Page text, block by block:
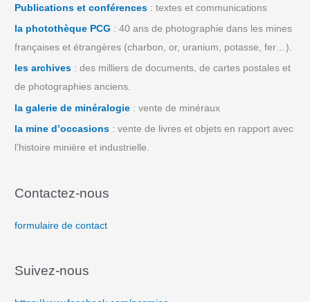
Publications et conférences : textes et communications
la photothèque PCG : 40 ans de photographie dans les mines
françaises et étrangères (charbon, or, uranium, potasse, fer…).
les archives : des milliers de documents, de cartes postales et
de photographies anciens.
la galerie de minéralogie : vente de minéraux
la mine d’occasions : vente de livres et objets en rapport avec
l’histoire minière et industrielle.
Contactez-nous
formulaire de contact
Suivez-nous